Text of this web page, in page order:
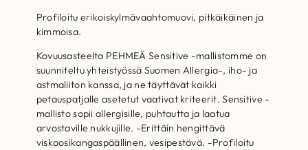
Profiloitu erikoiskylmävaahtomuovi, pitkäikäinen ja
kimmoisa.
Kovuusasteelta PEHMEÄ Sensitive -mallistomme on
suunniteltu yhteistyössä Suomen Allergia-, iho- ja
astmaliiton kanssa, ja ne täyttävät kaikki
petauspatjalle asetetut vaativat kriteerit. Sensitive -
mallisto sopii allergisille, puhtautta ja laatua
arvostaville nukkujille. -Erittäin hengittävä
viskoosikangaspäällinen, vesipestävä. -Profiloitu